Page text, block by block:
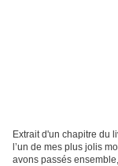
Extrait d'un chapitre du
l’un de mes plus jolis
avons passés